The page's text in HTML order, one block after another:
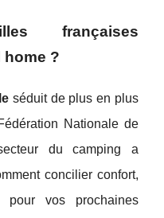
françaises
home ?
séduit de plus en plus
Nationale de
du camping a
concilier confort,
pour vos prochaines